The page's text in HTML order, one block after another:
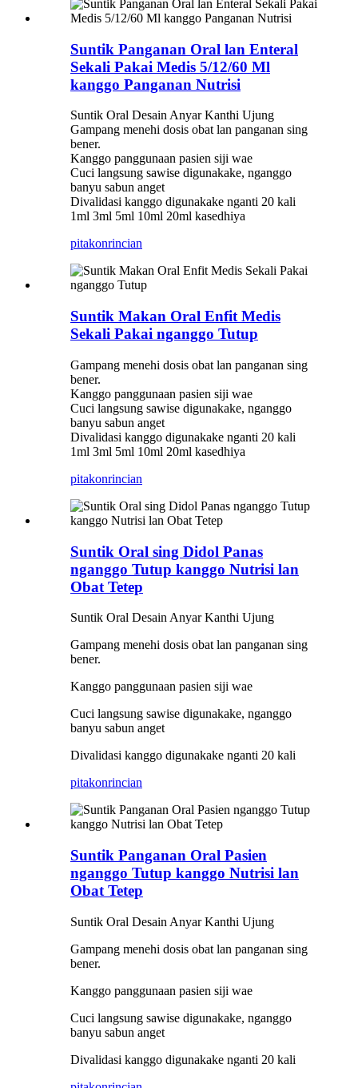
Suntik Panganan Oral lan Enteral
Sekali Pakai Medis 5/12/60 Ml
kanggo Panganan Nutrisi
Suntik Oral Desain Anyar Kanthi Ujung
Gampang menehi dosis obat lan panganan sing
bener.
Kanggo panggunaan pasien siji wae
Cuci langsung sawise digunakake, nganggo
banyu sabun anget
Divalidasi kanggo digunakake nganti 20 kali
1ml 3ml 5ml 10ml 20ml kasedhiya
pitakonrincian
Suntik Makan Oral Enfit Medis
Sekali Pakai nganggo Tutup
Gampang menehi dosis obat lan panganan sing
bener.
Kanggo panggunaan pasien siji wae
Cuci langsung sawise digunakake, nganggo
banyu sabun anget
Divalidasi kanggo digunakake nganti 20 kali
1ml 3ml 5ml 10ml 20ml kasedhiya
pitakonrincian
Suntik Oral sing Didol Panas
nganggo Tutup kanggo Nutrisi lan
Obat Tetep
Suntik Oral Desain Anyar Kanthi Ujung
Gampang menehi dosis obat lan panganan sing
bener.
Kanggo panggunaan pasien siji wae
Cuci langsung sawise digunakake, nganggo
banyu sabun anget
Divalidasi kanggo digunakake nganti 20 kali
pitakonrincian
Suntik Panganan Oral Pasien
nganggo Tutup kanggo Nutrisi lan
Obat Tetep
Suntik Oral Desain Anyar Kanthi Ujung
Gampang menehi dosis obat lan panganan sing
bener.
Kanggo panggunaan pasien siji wae
Cuci langsung sawise digunakake, nganggo
banyu sabun anget
Divalidasi kanggo digunakake nganti 20 kali